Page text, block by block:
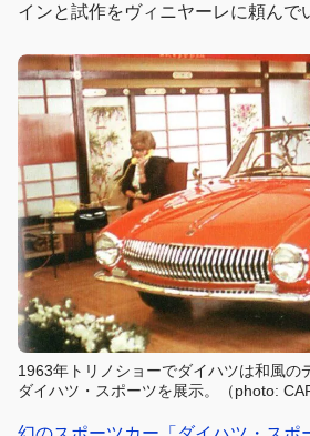
インと試作をヴィニヤーレに頼んで
1963年トリノショーでダイハツは和風の
ダイハツ・スポーツを展示。（photo: